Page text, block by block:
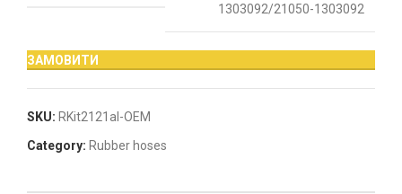
1303092/21050-1303092
ЗАМОВИТИ
SKU: RKit2121al-OEM
Category: Rubber hoses